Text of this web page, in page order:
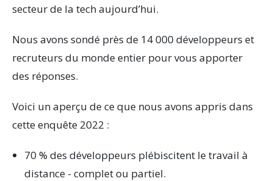
N
2
0
2
2
secteur de la tech aujourd’hui.
Nous avons sondé près de 14 000 développeurs et
recruteurs du monde entier pour vous apporter
des réponses.
Voici un aperçu de ce que nous avons appris dans
cette enquête 2022 :
70 % des développeurs plébiscitent le travail à
distance - complet ou partiel.